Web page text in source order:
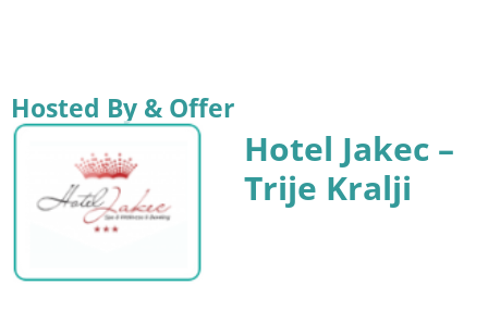
Hosted By & Offer
Hotel Jakec –
Trije Kralji